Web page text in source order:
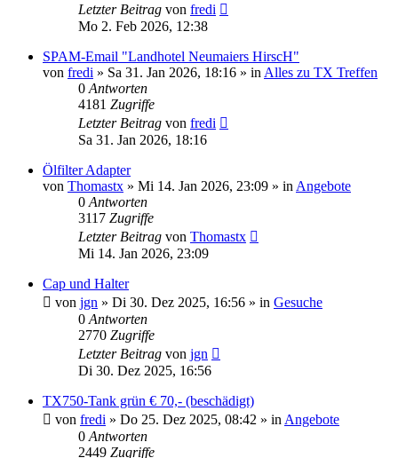
Letzter Beitrag von fredi
Mo 2. Feb 2026, 12:38
SPAM-Email "Landhotel Neumaiers HirscH"
von fredi » Sa 31. Jan 2026, 18:16 » in Alles zu TX Treffen
0 Antworten
4181 Zugriffe
Letzter Beitrag von fredi
Sa 31. Jan 2026, 18:16
Ölfilter Adapter
von Thomastx » Mi 14. Jan 2026, 23:09 » in Angebote
0 Antworten
3117 Zugriffe
Letzter Beitrag von Thomastx
Mi 14. Jan 2026, 23:09
Cap und Halter
von jgn » Di 30. Dez 2025, 16:56 » in Gesuche
0 Antworten
2770 Zugriffe
Letzter Beitrag von jgn
Di 30. Dez 2025, 16:56
TX750-Tank grün € 70,- (beschädigt)
von fredi » Do 25. Dez 2025, 08:42 » in Angebote
0 Antworten
2449 Zugriffe